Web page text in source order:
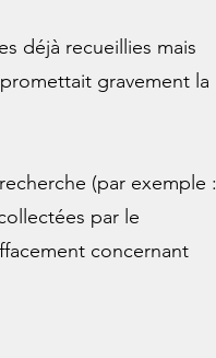
déjà recueillies mais
gravement la
(par exemple :
par le
concernant